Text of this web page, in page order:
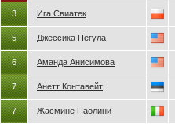
3 Ига Свиатек
5 Джессика Пегула
6 Аманда Анисимова
7 Анетт Контавейт
7 Жасмине Паолини